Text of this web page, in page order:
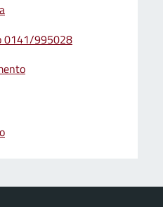
0141/995028